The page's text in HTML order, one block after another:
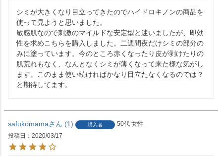
シミが大きくなり目立ってきたのでハイドロキノンの商品を
使って見ようと思いました。
敏感肌なので刺激のマイルドな安定型と迷いましたが、即効
性を求めこちらを購入しました。二週間夜だけシミの部分の
みに塗っています。今のところ赤くなったり皮が剥けたりの
肌荒れもなく、なんとなくシミが薄くなって来た様な気がし
ます。このまま使い続ければかなり目立たなくなるのでは？
と期待してます。
safukomama 1 購入者 50代 女性
投稿日
2020/03/17